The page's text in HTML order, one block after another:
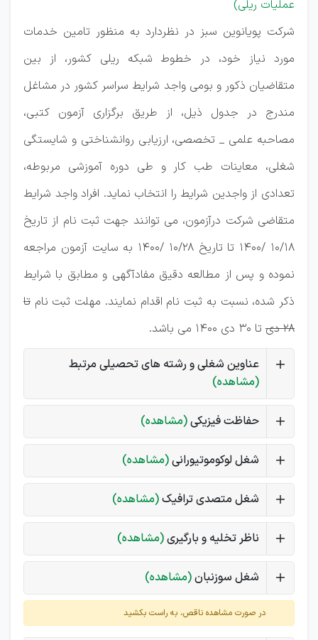
عملیات ریلی)
شرکت پویانوین سبز در نظردارد به منظور تامین خدمات
مورد نیاز خود، در خطوط شبکه ریلی کشور، از بین
متقاضیان ذکور و بومی واجد شرایط سراسر کشور در مشاغل
مندرج در جدول ذیل، از طریق برگزاری آزمون کتبی،
مصاحبه علمی _ تخصصی، ارزیابی روانشناختی و شایستگی
شغلی، معاینات طب کار و طی دوره آموزشی مربوطه،
تعدادی از واجدین شرایط را انتخاب نماید. افراد واجد شرایط
متقاضی شرکت درآزمون، می توانند جهت ثبت نام از تاریخ
10/18 /1400 تا تاریخ 10/28 /1400 به سایت آزمون مراجعه
نموده و پس از مطالعه دقیق مفادآگهی و مطابق با شرایط
ذکر شده، نسبت به ثبت نام اقدام نمایند. مهلت ثبت نام تا
28 دی
تا 30 دی 1400 می باشد.
عناوین شغلی و رشته های تحصیلی مرتبط
(مشاهده)
حفاظت فیزیکی(مشاهده)
شغل لوکوموتیورانی(مشاهده)
شغل متصدی ترافیک(مشاهده)
ناظر تخلیه و بارگیری(مشاهده)
شغل سوزنبان(مشاهده)
در صورت مشاهده ناقص، به راست بکشید